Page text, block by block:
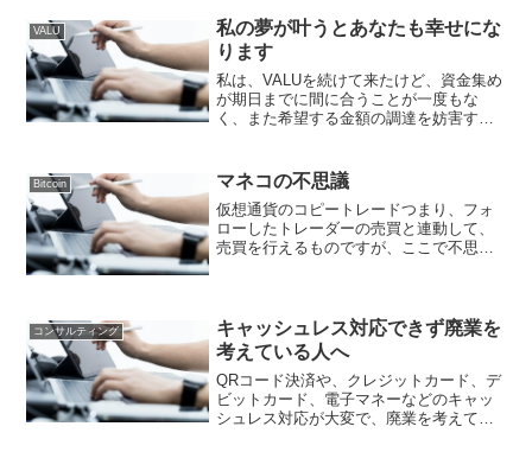
る飲食店のメニューやお店を紹介してい
ま...
VALU
私の夢が叶うとあなたも幸せにな
ります
私は、VALUを続けて来たけど、資金集め
が期日までに間に合うことが一度もな
く、また希望する金額の調達を妨害する
てVALUには、素敵な人が沢山いると思い
ました。私が知...
Bitcoin マネコの不思議
仮想通貨のコピートレードつまり、フォ
ローしたトレーダーの売買と連動して、
売買を行えるものですが、ここで不思議
ぜ、赤字になるのか。私は、...
コンサルティング
キャッシュレス対応できず廃業を
考えている人へ
QRコード決済や、クレジットカード、デ
ビットカード、電子マネーなどのキャッ
シュレス対応が大変で、廃業を考えてし